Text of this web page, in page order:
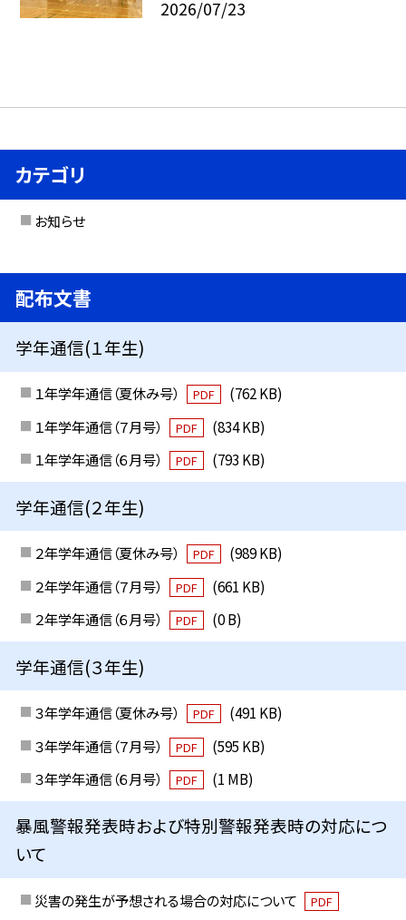
2026/07/23
カテゴリ
お知らせ
配布文書
学年通信(１年生)
１年学年通信（夏休み号） PDF
(762 KB)
１年学年通信（７月号）
PDF
(834 KB)
１年学年通信（６月号）
PDF (793 KB)
学年通信(２年生)
２年学年通信（夏休み号） PDF
(989 KB)
２年学年通信（７月号）
PDF
(661 KB)
２年学年通信（６月号）
PDF (0 B)
学年通信(３年生)
３年学年通信（夏休み号） PDF
(491 KB)
３年学年通信（７月号）
PDF
(595 KB)
３年学年通信（６月号）
PDF (1 MB)
暴風警報発表時および特別警報発表時の対応につ
いて
災害の発生が予想される場合の対応について PDF